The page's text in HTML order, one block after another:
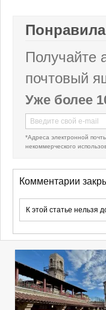
Получайте
почтовый
Уже более
*Адреса электронной
некоммерческого
Комментарии
К этой статье нельзя